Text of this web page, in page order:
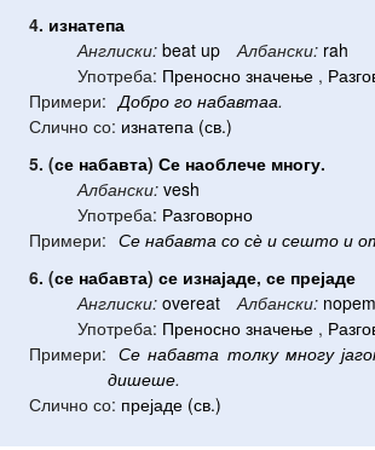
4. изнатепа
Англиски: beat up Албански: rah
Употреба: Преносно значење ,
Примери: Добро го набавтаа.
Слично со: изнатепа (св.)
5. (се набавта) Се наоблече многу.
Албански: vesh
Употреба: Разговорно
Примери: Се набавта со сѐ и сешто и
6. (се набавта) се изнајаде, се прејаде
Англиски: overeat Албански: nopem
Употреба: Преносно значење ,
Примери: Се набавта толку многу
дишеше.
Слично со: прејаде (св.)